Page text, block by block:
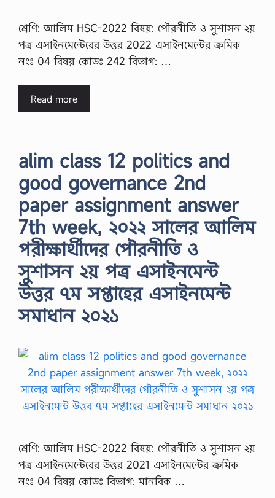
শ্রেণি: আলিম HSC-2022 বিষয়: পৌরনীতি ও সুশাসন ২য়
পত্র এসাইনমেন্টেরের উত্তর 2022 এসাইনমেন্টের ক্রমিক
নংঃ 04 বিষয় কোডঃ 242 বিভাগ: …
Read more
alim class 12 politics and
good governance 2nd
paper assignment answer
7th week, ২০২২ সালের আলিম
পরীক্ষার্থীদের পৌরনীতি ও
সুশাসন ২য় পত্র এসাইনমেন্ট
উত্তর ৭ম সপ্তাহের এসাইনমেন্ট
সমাধান ২০২১
শ্রেণি: আলিম HSC-2022 বিষয়: পৌরনীতি ও সুশাসন ২য়
পত্র এসাইনমেন্টেরের উত্তর 2021 এসাইনমেন্টের ক্রমিক
নংঃ 04 বিষয় কোডঃ বিভাগ: মানবিক …